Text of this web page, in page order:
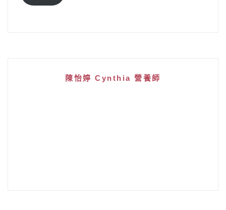
陳怡婷 Cynthia 營養師